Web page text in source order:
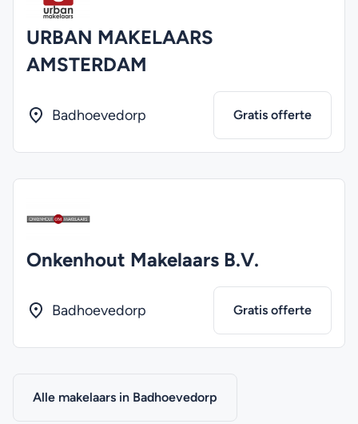
URBAN MAKELAARS
AMSTERDAM
Badhoevedorp Gratis offerte
Onkenhout Makelaars B.V.
Badhoevedorp Gratis offerte
Alle makelaars in Badhoevedorp